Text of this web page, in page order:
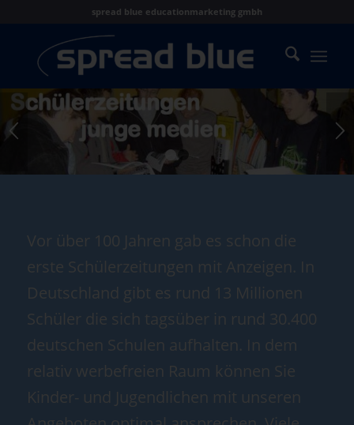
spread blue educationmarketing gmbh
2
Vor über 100 Jahren gab es schon die
erste Schülerzeitungen mit Anzeigen. In
Deutschland gibt es rund 13 Millionen
Schüler die sich tagsüber in rund 30.400
deutschen Schulen aufhalten. In dem
relativ werbefreien Raum können Sie
Kinder- und Jugendlichen mit unseren